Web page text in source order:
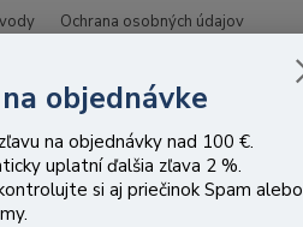
Ochrana osobných údajov
Hľadať
TV-SAT LNB objímky
objednávke
na objednávky nad 100 €.
uplatní ďalšia zľava 2 %.
si aj priečinok Spam alebo